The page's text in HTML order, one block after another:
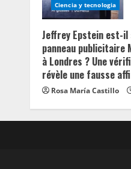
Ciencia y tecnologia
Jeffrey Epstein est-il
panneau publicitaire
à Londres ? Une
révèle une fausse
Rosa María Castillo